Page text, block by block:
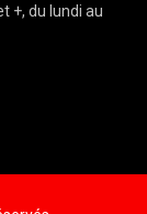
+, du lundi au